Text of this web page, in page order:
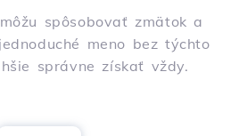
spôsobovať zmätok a
meno bez týchto
správne získať vždy.